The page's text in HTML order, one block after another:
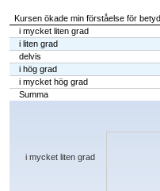
Kursen ökade min förståelse för
i mycket liten grad
i liten grad
delvis
i hög grad
i mycket hög grad
Summa
Chart
The chart has 1 X axis displaying
i mycket liten grad